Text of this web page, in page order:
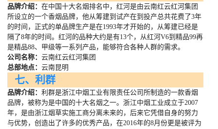
品牌介绍： 在中国十大名烟排名中，红河是由云南红云红河集团
所设立的一个香烟品牌，他从筹建到试产在到投产总共花费了3年
的时间，正式的单品牌生产是在1993年才开始的，从筹建已经是
隔了8年的时间。红河的品种大约是有13个，从红河 V6到精品99再
是精品88、甲级等一系列产品，能够符合各种人群的需求。
公司名称： 云南红云红河集团
总部地点： 云南昆明
七、利群
品牌介绍： 利群是浙江中烟工业有限责任公司所制造的一款香烟
品牌，被称为是中国的十大名烟之一。浙江中烟工业成立于2007
年，是由浙江烟草实施工商分离未来的，后来它凭借自身的努力
与优势，创造出了许多的优秀产品，在2016年的8月份更是被评为